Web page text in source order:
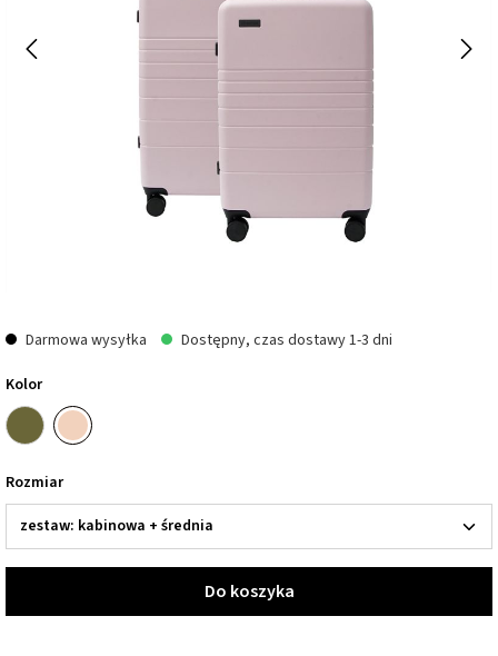
Darmowa wysyłka
Dostępny, czas dostawy 1-3 dni
Kolor
Rozmiar
Do koszyka
Do koszyka